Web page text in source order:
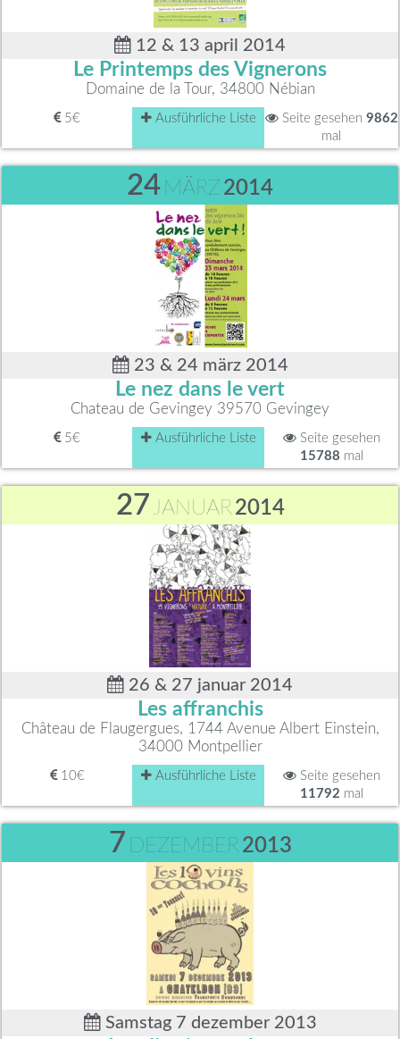
12 & 13 april 2014
Le Printemps des Vignerons
Domaine de la Tour, 34800 Nébian
5€ Ausführliche Liste Seite gesehen 9862
mal
24 MÄRZ 2014
23 & 24 märz 2014
Le nez dans le vert
Chateau de Gevingey 39570 Gevingey
5€ Ausführliche Liste
Seite gesehen
15788 mal
27JANUAR2014
26 & 27 januar 2014
Les affranchis
Château de Flaugergues, 1744 Avenue Albert Einstein,
34000 Montpellier
10€ Ausführliche Liste
Seite gesehen
11792 mal
7 DEZEMBER2013
Samstag 7 dezember 2013